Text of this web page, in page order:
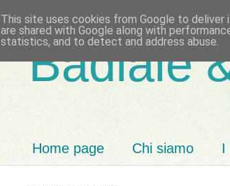
Badiale
Home page Chi siamo I
This site uses cookies from Google to deliver
are shared with Google along with
statistics, and to detect and address abuse.